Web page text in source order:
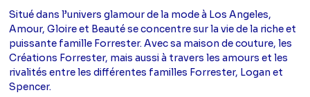
Situé dans l’univers glamour de la mode à Los Angeles,
Amour, Gloire et Beauté se concentre sur la vie de la riche et
puissante famille Forrester. Avec sa maison de couture, les
Créations Forrester, mais aussi à travers les amours et les
rivalités entre les différentes familles Forrester, Logan et
Spencer.